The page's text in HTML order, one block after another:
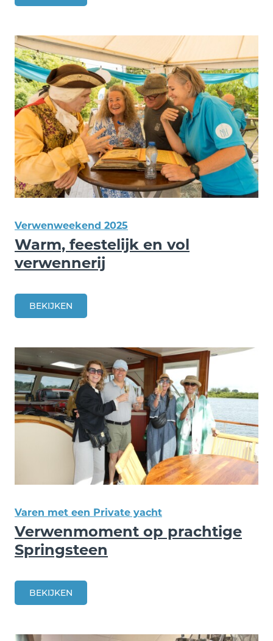
Verwenweekend 2025
Warm, feestelijk en vol
verwennerij
BEKIJKEN
Varen met een Private yacht
Verwenmoment op prachtige
Springsteen
BEKIJKEN